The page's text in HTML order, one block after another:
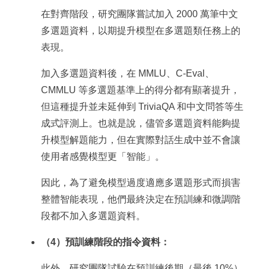
在對齊階段，研究團隊嘗試加入 2000 萬筆中文
多選題資料，以期提升模型在多選題類任務上的
表現。
加入多選題資料後，在 MMLU、C-Eval、
CMMLU 等多選題基準上的得分都有顯著提升，
但這種提升並未延伸到 TriviaQA 和中文問答等生
成式評測上。也就是說，儘管多選題資料能夠提
升模型解題能力，但在實際對話生成中並不會讓
使用者感覺模型更「智能」。
因此，為了避免模型過度適應多選題形式而損害
整體智能表現，他們最終決定在預訓練和微調階
段都不加入多選題資料。
（4）預訓練階段的指令資料：